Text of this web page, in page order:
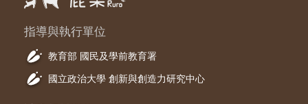
指導與執行單位
教育部 國民及學前教育署
國立政治大學 創新與創造力研究中心